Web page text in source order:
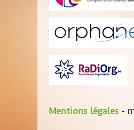
Mentions légales -